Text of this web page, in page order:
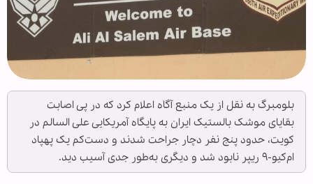
بلومبرگ به نقل از یک منبع آگاه اعلام کرد که در پی اصابت
بقایای موشک بالستیک ایران به پایگاه آمریکایی علی‌ السالم در
کویت، حدود پنج نفر دچار جراحت شدند و دست‌کم یک پهپاد
ام‌کیو-۹ ریپر نابود شد و دیگری به‌طور جدی آسیب دید.